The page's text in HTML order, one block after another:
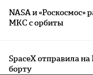
NASA и «Роскосмос»
МКС с орбиты
SpaceX отправила
борту